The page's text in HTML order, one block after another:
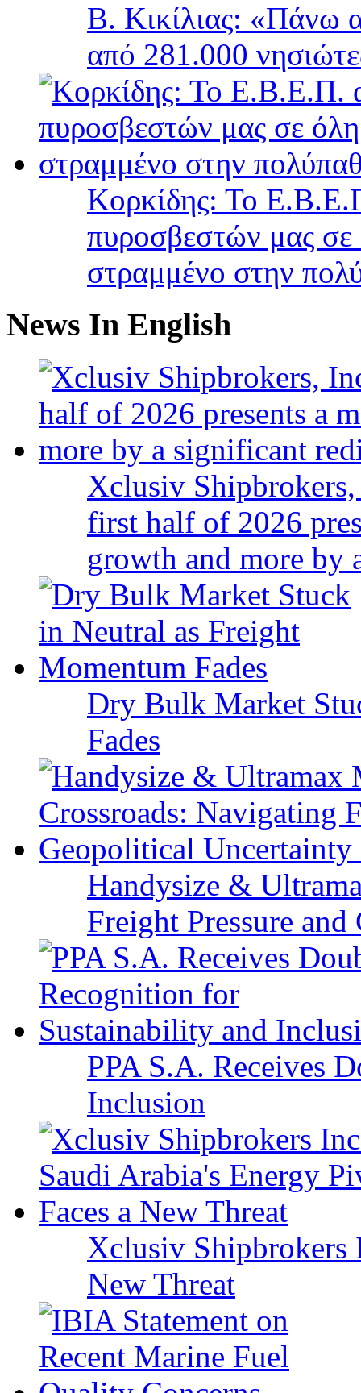
Β. Κικίλιας: «Πάνω
από 281.000
Κορκίδης: Το
πυροσβεστών μας σε
στραμμένο στην
News In English
Xclusiv
first half of 2026
growth and more
Dry Bulk Market
Fades
Handysize &
Freight Pressure
PPA S.A. Receives
Inclusion
Xclusiv Shipbrokers
New Threat